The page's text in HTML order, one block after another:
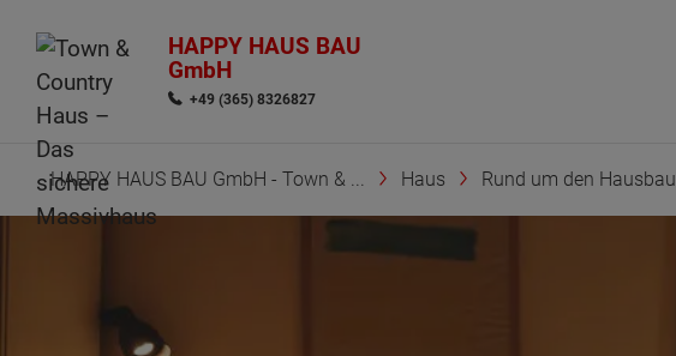
HAPPY HAUS BAU
GmbH
+49 (365) 8326827
HAPPY HAUS BAU GmbH - Town & ... Haus Rund um den Hausbau